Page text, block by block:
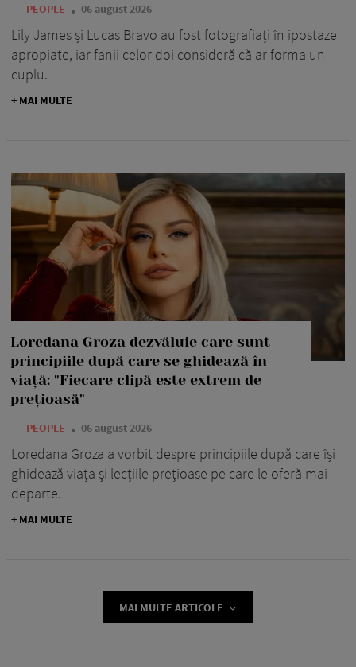
— PEOPLE 06 august 2026
Lily James și Lucas Bravo au fost fotografiați în ipostaze
apropiate, iar fanii celor doi consideră că ar forma un
cuplu.
+ MAI MULTE
Loredana Groza dezvăluie care sunt
principiile după care se ghidează în
viață: "Fiecare clipă este extrem de
prețioasă"
— PEOPLE 06 august 2026
Loredana Groza a vorbit despre principiile după care își
ghidează viața și lecțiile prețioase pe care le oferă mai
departe.
+ MAI MULTE
MAI MULTE ARTICOLE